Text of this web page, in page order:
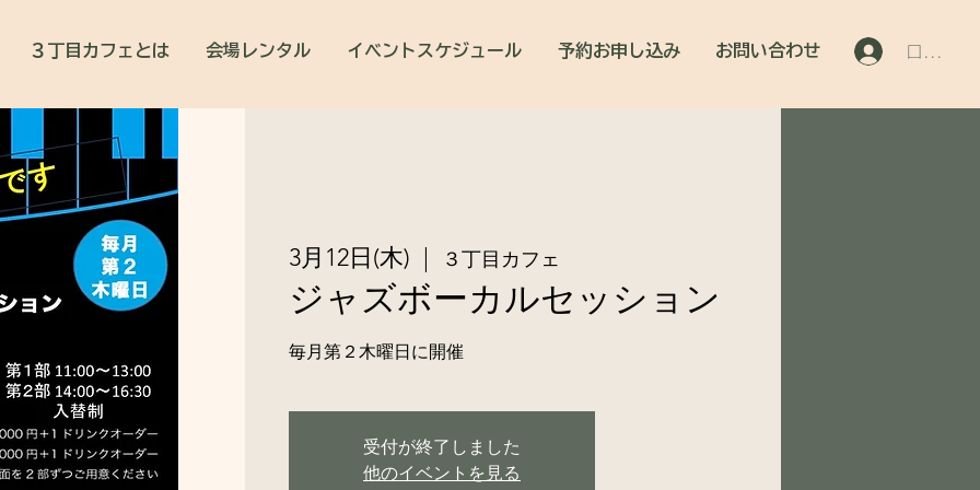
３丁目カフェとは 会場レンタル イベントスケジュール 予約お申し込み お問い合わせ ログイン
3月12日(木) ３丁目カフェ
ジャズボーカルセッション
毎月第２木曜日に開催
受付が終了しました
他のイベントを見る